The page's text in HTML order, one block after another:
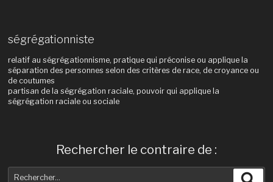
ségrégationniste
relatif au ségrégationnisme, pratique qui préconise ou applique la
séparation des personnes selon des critères de race, de croyance ou
de coutumes
partisan de la ségrégation raciale, pouvoir qui applique la
ségrégation raciale ou sociale
Rechercher le contraire de :